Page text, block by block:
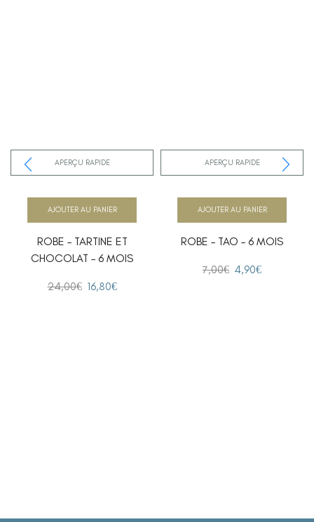
APERÇU RAPIDE
ROBE – TARTINE ET
CHOCOLAT – 6 MOIS
24,00€ 16,80€
AJOUTER AU PANIER
APERÇU RAPIDE
ROBE – TAO – 6 MOIS
7,00€ 4,90€
AJOUTER AU PANIER